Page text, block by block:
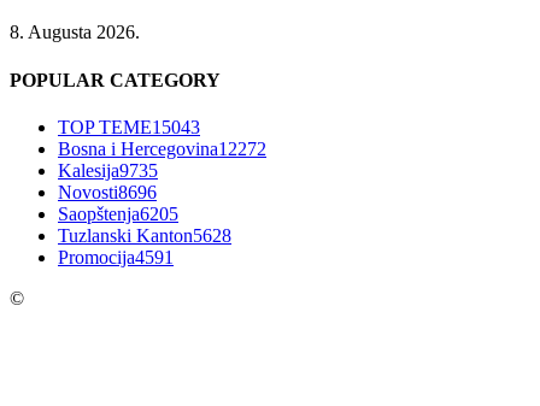
8. Augusta 2026.
POPULAR CATEGORY
TOP TEME15043
Bosna i Hercegovina12272
Kalesija9735
Novosti8696
Saopštenja6205
Tuzlanski Kanton5628
Promocija4591
©